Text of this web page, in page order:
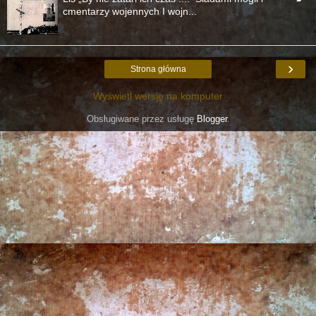
cmentarzy wojennych I wojn...
›
Strona główna
Wyświetl wersję na komputer
Obsługiwane przez usługę Blogger.